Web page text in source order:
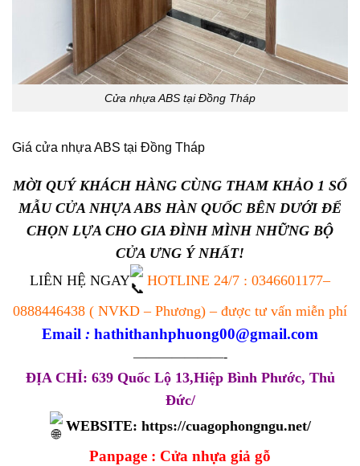
Cửa nhựa ABS tại Đồng Tháp
Giá cửa nhựa ABS tại Đồng Tháp
MỜI QUÝ KHÁCH HÀNG CÙNG THAM KHẢO 1 SỐ
MẪU CỬA NHỰA ABS HÀN QUỐC BÊN DƯỚI ĐỂ
CHỌN LỰA CHO GIA ĐÌNH MÌNH NHỮNG BỘ
CỬA ƯNG Ý NHẤT!
LIÊN HỆ NGAY
HOTLINE 24/7 : 0346601177–
0888446438 ( NVKD – Phương) – được tư vấn miễn phí
Email : hathithanhphuong00@gmail.com
———————-
ĐỊA CHỈ: 639 Quốc Lộ 13,Hiệp Bình Phước, Thủ
Đức/
WEBSITE: https://cuagophongngu.net/
Panpage : Cửa nhựa giả gỗ